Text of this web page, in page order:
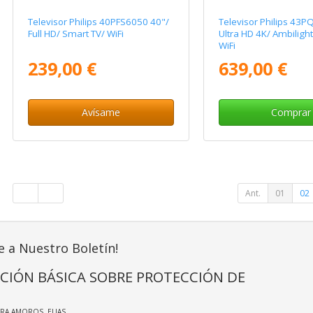
Televisor Philips 40PFS6050 40"/
Full HD/ Smart TV/ WiFi
239,00 €
Avísame
Televisor Philips
Ultra HD 4K/
WiFi
639,00 €
Comprar
Ant. 01 02
a Nuestro Boletín!
BÁSICA SOBRE PROTECCIÓN DE